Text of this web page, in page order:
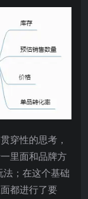
穿性的思考，
里面和品牌方
；在这个基础
都进行了要